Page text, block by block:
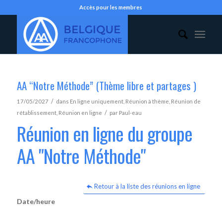
Accès pour les membres
AA “Notre Méthode” (Thème libre et partages )
17/05/2027 / dans En ligne uniquement, Réunion à thème Réunion de
rétablissement, Réunion en ligne / par Paul-eau
Réunion en ligne du groupe
AA "Notre Méthode"
Retour à la liste des réunions en ligne
Date/heure